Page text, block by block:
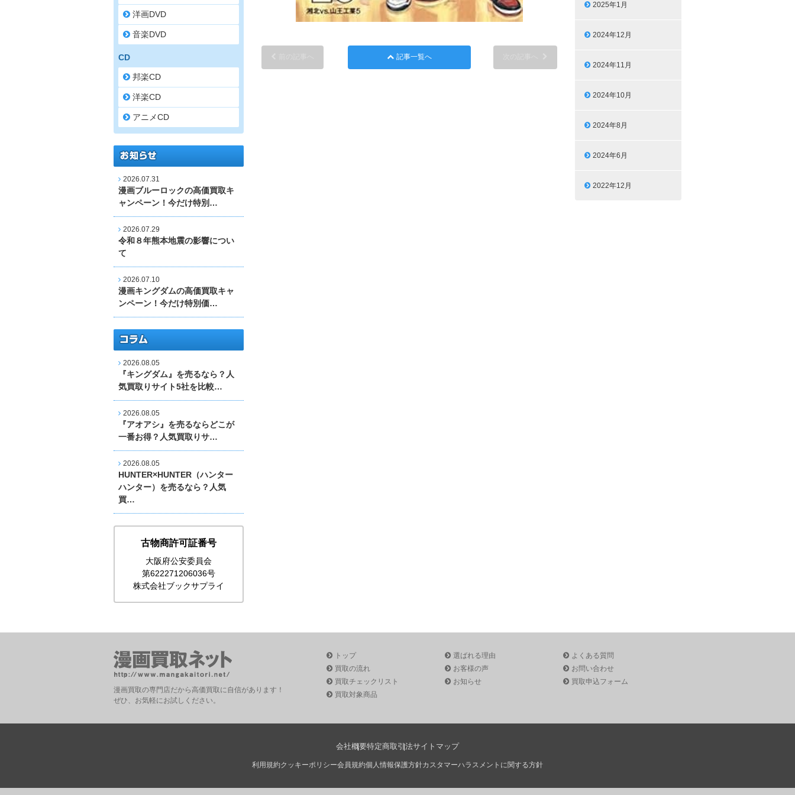
記事一覧へ
2025年1月
2024年12月
2024年11月
2024年10月
2024年8月
2024年6月
2022年12月
洋画DVD
音楽DVD
CD
邦楽CD
洋楽CD
アニメCD
2026.07.31
漫画ブルーロックの高価買取キ
ャンペーン！今だけ特別…
2026.07.29
令和８年熊本地震の影響につい
て
2026.07.10
漫画キングダムの高価買取キャ
ンペーン！今だけ特別価…
2026.08.05
『キングダム』を売るなら？人
気買取りサイト5社を比較…
2026.08.05
『アオアシ』を売るならどこが
一番お得？人気買取りサ…
2026.08.05
HUNTER×HUNTER（ハンター
ハンター）を売るなら？人気
買…
古物商許可証番号
大阪府公安委員会
第622271206036号
株式会社ブックサプライ
漫画買取の専門店だから高価買取に自信があります！
ぜひ、お気軽にお試しください。
トップ
買取の流れ
買取チェックリスト
買取対象商品
選ばれる理由
お客様の声
お知らせ
よくある質問
お問い合わせ
買取申込フォーム
会社概要特定商取引法サイトマップ
利用規約クッキーポリシー会員規約個人情報保護方針カスタマーハラスメントに関する方針